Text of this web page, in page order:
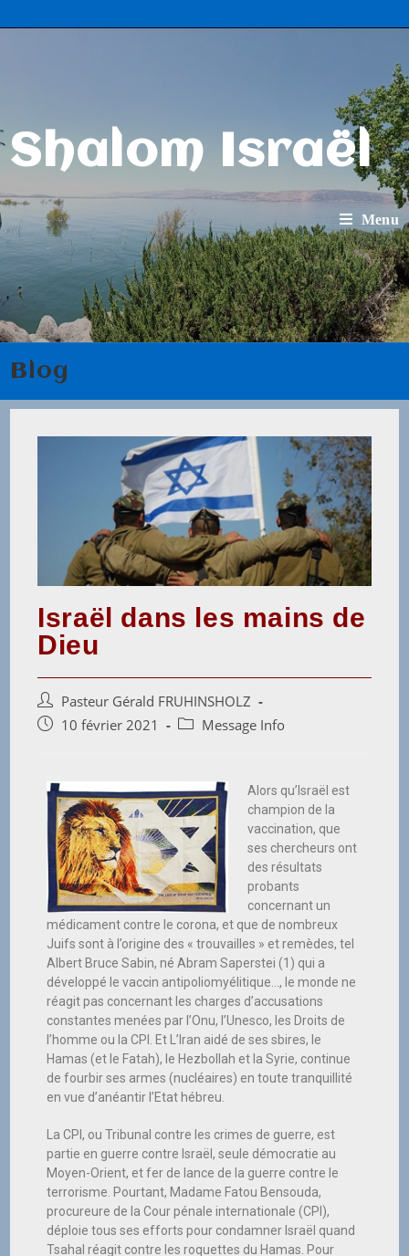
Shalom Israël
Menu
Blog
Israël dans les mains de
Dieu
Pasteur Gérald FRUHINSHOLZ
10 février 2021
Message Info
Alors qu’Israël est
champion de la
vaccination, que
ses chercheurs ont
des résultats
probants
concernant un
médicament contre le corona, et que de nombreux
Juifs sont à l’origine des « trouvailles » et remèdes, tel
Albert Bruce Sabin, né Abram Saperstei (1) qui a
développé le vaccin antipoliomyélitique…, le monde ne
réagit pas concernant les charges d’accusations
constantes menées par l’Onu, l’Unesco, les Droits de
l’homme ou la CPI. Et L’Iran aidé de ses sbires, le
Hamas (et le Fatah), le Hezbollah et la Syrie, continue
de fourbir ses armes (nucléaires) en toute tranquillité
en vue d’anéantir l’Etat hébreu.
La CPI, ou Tribunal contre les crimes de guerre, est
partie en guerre contre Israël, seule démocratie au
Moyen-Orient, et fer de lance de la guerre contre le
terrorisme. Pourtant, Madame Fatou Bensouda,
procureure de la Cour pénale internationale (CPI),
déploie tous ses efforts pour condamner Israël quand
Tsahal réagit contre les roquettes du Hamas. Pour